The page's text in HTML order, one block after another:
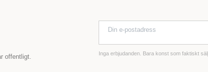
offentligt. Inga erbjudanden. Bara konst som faktiskt